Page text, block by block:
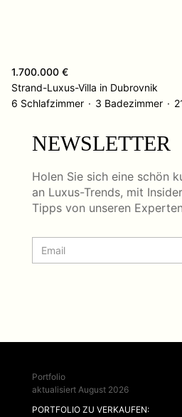
1.700.000 €
Strand-Luxus-Villa in Dubrovnik
6 Schlafzimmer
3 Badezimmer
NEWSLETTER
Holen Sie sich eine schön
an Luxus-Trends, mit
Tipps von unseren Experten
Portfolio
aktualisiert August 2026
PORTFOLIO ZU VERKAUFEN: